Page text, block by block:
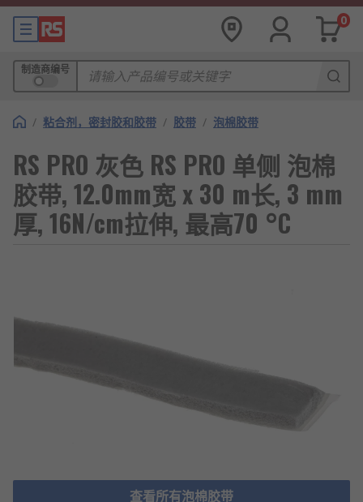
0
制造商编号
/ 粘合剂，密封胶和胶带 / 胶带 / 泡棉胶带
RS PRO 灰色 RS PRO 单侧 泡棉
胶带, 12.0mm宽 x 30 m长, 3 mm
厚, 16N/cm拉伸, 最高70 °C
查看所有泡棉胶带